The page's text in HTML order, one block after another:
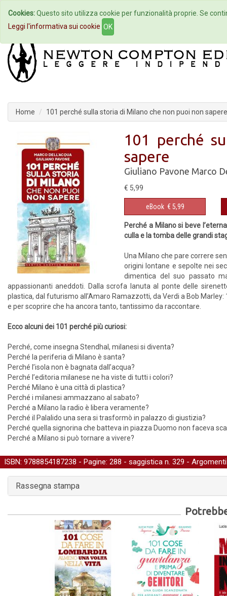
Home Autori Eventi
Home 101 perché sulla storia di Milano che non puoi non sapere
101 perché
sapere
Giuliano Pavone Marco
€ 5,99
eBook € 5,99
Perché a Milano si beve
culla e la tomba delle grandi
Una Milano che pare correre
origini lontane e sepolte nei
dimentica del suo passato
appassionanti aneddoti. Dalla scrofa lanuta al ponte delle
plastica, dal futurismo all’Amaro Ramazzotti, da Verdi a Bob
e per scoprire che ha ancora tanto, tantissimo da raccontare.
Ecco alcuni dei 101 perché più curiosi:
Perché, come insegna Stendhal, milanesi si diventa?
Perché la periferia di Milano è santa?
Perché l’isola non è bagnata dall’acqua?
Perché l’editoria milanese ne ha viste di tutti i colori?
Perché Milano è una città di plastica?
Perché i milanesi ammazzano al sabato?
Perché a Milano la radio è libera veramente?
Perché il Palalido una sera si trasformò in palazzo di giustizia?
Perché quella signorina che batteva in piazza Duomo non faceva
Perché a Milano si può tornare a vivere?
ISBN: 9788854187238 - Pagine: 288 - saggistica n. 329 -
Rassegna stampa
Cookies:Questo sito utilizza cookie per funzionalità proprie. Se
Leggi l'informativa sui cookie OK